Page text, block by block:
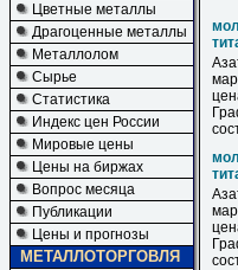
Цветные металлы
Драгоценные металлы
Металлолом
Сырье
Статистика
Индекс цен России
Мировые цены
Цены на биржах
Вопрос месяца
Публикации
Цены и прогнозы
МЕТАЛЛОТОРГОВЛЯ